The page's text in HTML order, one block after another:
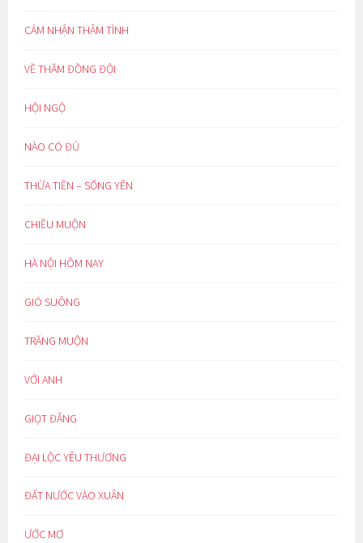
CẢM NHẬN THÂM TÌNH
VỀ THĂM ĐỒNG ĐỘI
HỘI NGỘ
NÀO CÓ ĐỦ
THỪA TIỀN – SỐNG YÊN
CHIỀU MUỘN
HÀ NỘI HÔM NAY
GIÓ SUÔNG
TRĂNG MUỘN
VỚI ANH
GIỌT ĐẮNG
ĐẠI LỘC YÊU THƯƠNG
ĐẤT NƯỚC VÀO XUÂN
ƯỚC MƠ